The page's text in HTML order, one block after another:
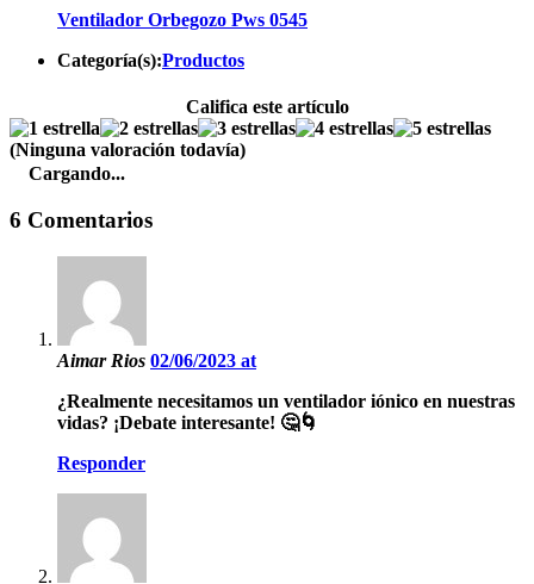
Ventilador Orbegozo Pws 0545
Categoría(s):Productos
Califica este artículo
(Ninguna valoración todavía)
Cargando...
6 Comentarios
Aimar Rios 02/06/2023 at
¿Realmente necesitamos un ventilador iónico en nuestras
vidas? ¡Debate interesante! 🤔🌀
Responder